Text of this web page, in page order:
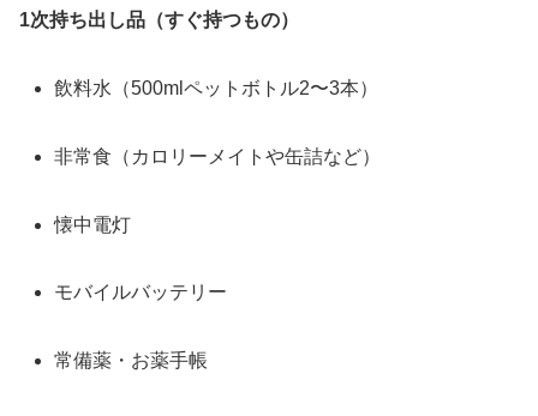
1次持ち出し品（すぐ持つもの）
飲料水（500mlペットボトル2〜3本）
非常食（カロリーメイトや缶詰など）
懐中電灯
モバイルバッテリー
常備薬・お薬手帳